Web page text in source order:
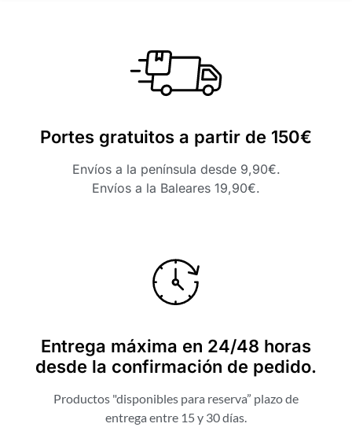
Portes gratuitos a partir de 150€
Envíos a la península desde 9,90€.
Envíos a la Baleares 19,90€.
Entrega máxima en 24/48 horas
desde la confirmación de pedido.
Productos "disponibles para reserva” plazo de
entrega entre 15 y 30 días.